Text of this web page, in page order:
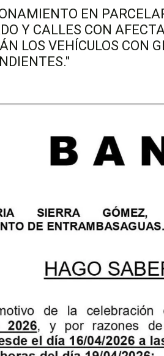
EN
Y CALLES CON
LOS VEHÍCULOS CON